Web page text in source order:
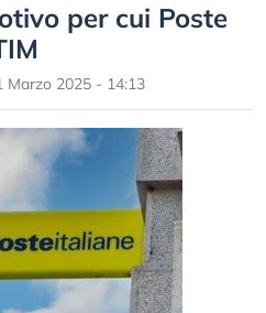
per cui Poste
Marzo 2025 - 14:13